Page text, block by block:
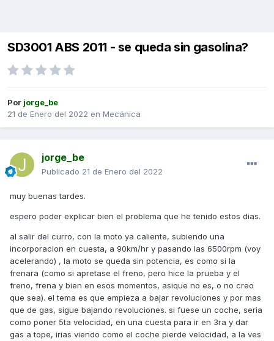
SD3001 ABS 2011 - se queda sin gasolina?
Por jorge_be
21 de Enero del 2022 en Mecánica
jorge_be
Publicado 21 de Enero del 2022
muy buenas tardes.
espero poder explicar bien el problema que he tenido estos dias.
al salir del curro, con la moto ya caliente, subiendo una
incorporacion en cuesta, a 90km/hr y pasando las 6500rpm (voy
acelerando) , la moto se queda sin potencia, es como si la
frenara (como si apretase el freno, pero hice la prueba y el
freno, frena y bien en esos momentos, asique no es, o no creo
que sea). el tema es que empieza a bajar revoluciones y por mas
que de gas, sigue bajando revoluciones. si fuese un coche, seria
como poner 5ta velocidad, en una cuesta para ir en 3ra y dar
gas a tope, irias viendo como el coche pierde velocidad, a la ves